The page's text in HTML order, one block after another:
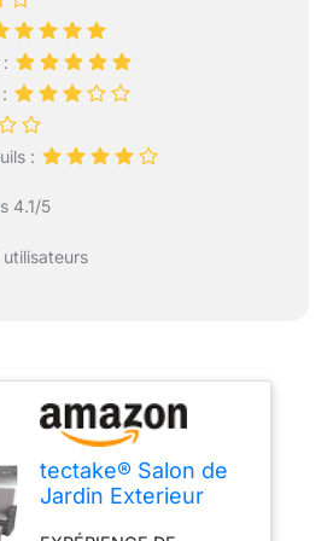
:
4.1/5
utilisateurs
tectake® Salon de
Jardin Exterieur